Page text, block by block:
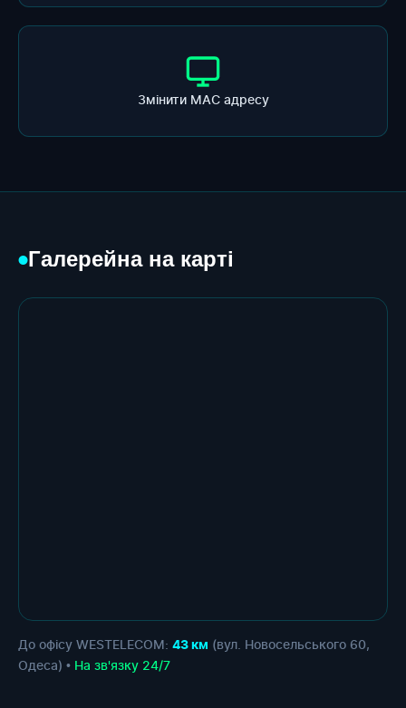
Змінити МАС адресу
●Галерейна на карті
До офісу WESTELECOM: 43 км (вул. Новосельського 60,
Одеса) • На зв'язку 24/7